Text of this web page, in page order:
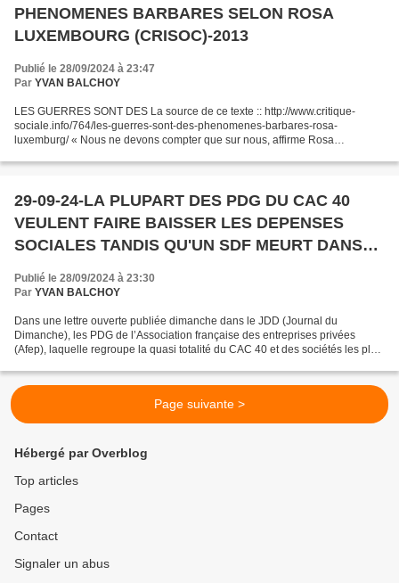
PHENOMENES BARBARES SELON ROSA
LUXEMBOURG (CRISOC)-2013
Publié le 28/09/2024 à 23:47
Par YVAN BALCHOY
LES GUERRES SONT DES La source de ce texte :: http://www.critique-
sociale.info/764/les-guerres-sont-des-phenomenes-barbares-rosa-
luxemburg/ « Nous ne devons compter que sur nous, affirme Rosa
29-09-24-LA PLUPART DES PDG DU CAC 40
VEULENT FAIRE BAISSER LES DEPENSES
SOCIALES TANDIS QU'UN SDF MEURT DANS
LA RUE ASSASSINE PAR LE CAPITALISME
(2012)
Publié le 28/09/2024 à 23:30
Par YVAN BALCHOY
Dans une lettre ouverte publiée dimanche dans le JDD (Journal du
Dimanche), les PDG de l’Association française des entreprises privées
(Afep), laquelle regroupe la quasi totalité du CAC 40 et des sociétés les plus
Page suivante >
Hébergé par Overblog
Top articles
Pages
Contact
Signaler un abus